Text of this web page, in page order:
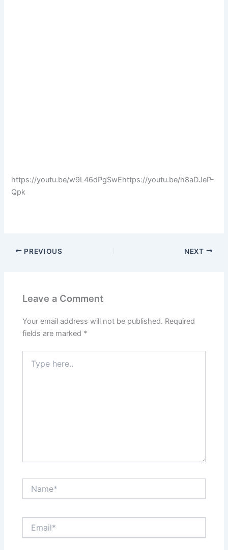
https://youtu.be/w9L46dPgSwEhttps://youtu.be/h8aDJeP-
Qpk
PREVIOUS NEXT
Leave a Comment
Your email address will not be published. Required
fields are marked *
here..